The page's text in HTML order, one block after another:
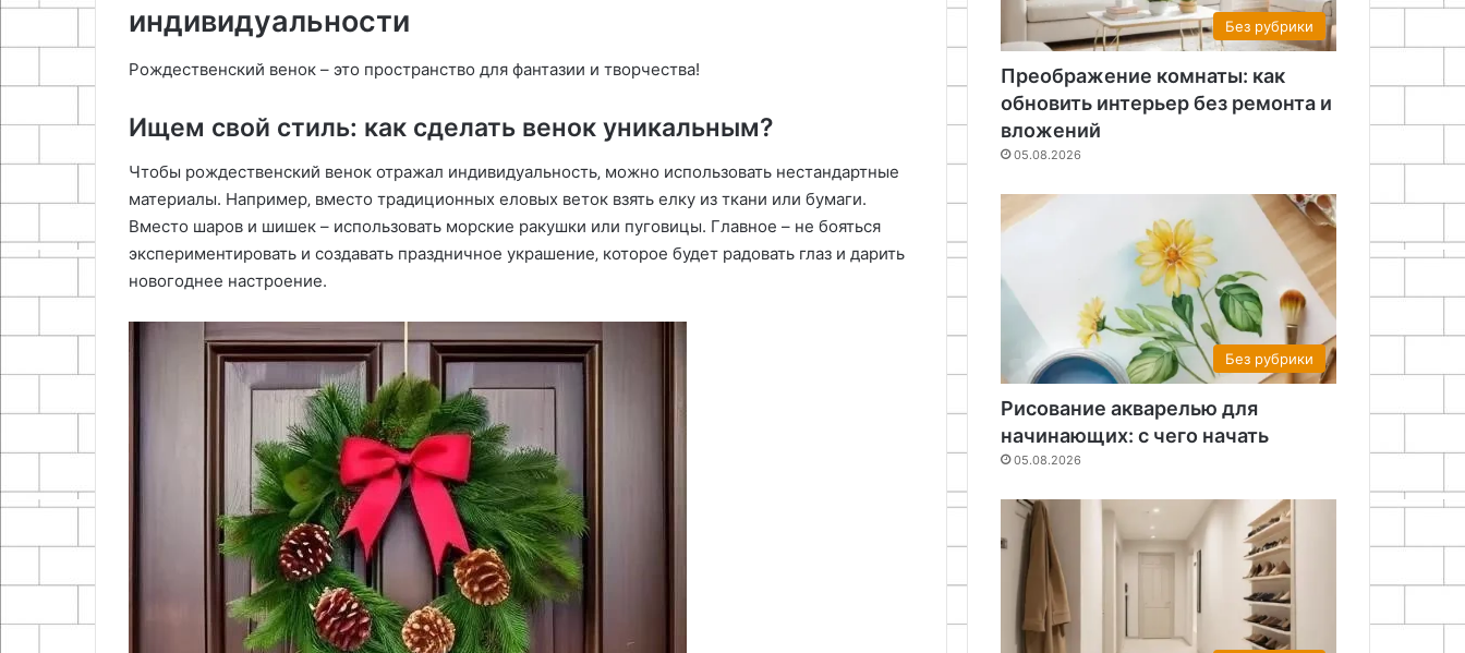
индивидуальности
Рождественский венок – это пространство для фантазии и творчества!
Ищем свой стиль: как сделать венок уникальным?
Чтобы рождественский венок отражал индивидуальность‚ можно использовать нестандартные
материалы. Например‚ вместо традиционных еловых веток взять елку из ткани или бумаги.
Вместо шаров и шишек – использовать морские ракушки или пуговицы. Главное – не бояться
экспериментировать и создавать праздничное украшение‚ которое будет радовать глаз и дарить
новогоднее настроение.
Без рубрики
Преображение комнаты: как
обновить интерьер без ремонта и
вложений
05.08.2026
Без рубрики
Рисование акварелью для
начинающих: с чего начать
05.08.2026